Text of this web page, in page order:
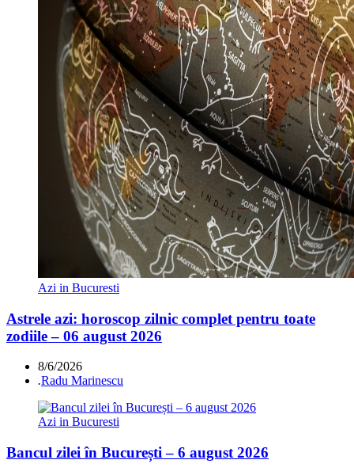
Azi in Bucuresti
Astrele azi: horoscop zilnic complet pentru toate
zodiile – 06 august 2026
8/6/2026
.Radu Marinescu
Azi in Bucuresti
Bancul zilei în București – 6 august 2026